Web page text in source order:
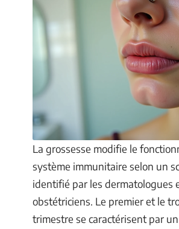
La grossesse modifie le
système immunitaire selon un
identifié par les dermatologues
obstétriciens. Le premier et le
trimestre se caractérisent par un